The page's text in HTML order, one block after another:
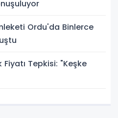
Ordu'da Binlerce
Fiyatı Tepkisi: "Keşke